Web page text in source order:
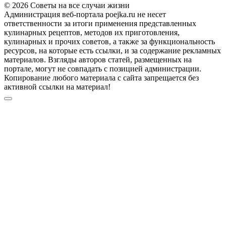
© 2026 Советы на все случаи жизни
Администрация веб-портала poejka.ru не несет
ответственности за итоги применения представленных
кулинарных рецептов, методов их приготовления,
кулинарных и прочих советов, а также за функциональность
ресурсов, на которые есть ссылки, и за содержание рекламных
материалов. Взгляды авторов статей, размещенных на
портале, могут не совпадать с позицией администрации.
Копирование любого материала с сайта запрещается без
активной ссылки на материал!